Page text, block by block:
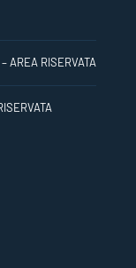
AREA RISERVATA